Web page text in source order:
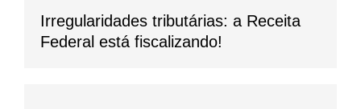
Irregularidades tributárias: a Receita
Federal está fiscalizando!